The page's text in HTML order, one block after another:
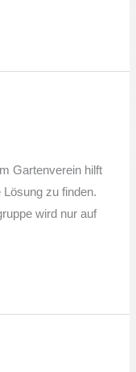
Gartenverein hilft
zu finden.
wird nur auf